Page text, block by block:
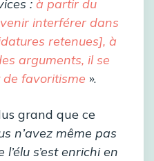
: à partir du
interférer dans
retenues], à
arguments, il se
favoritisme ».
grand que ce
n’avez même pas
s’est enrichi en